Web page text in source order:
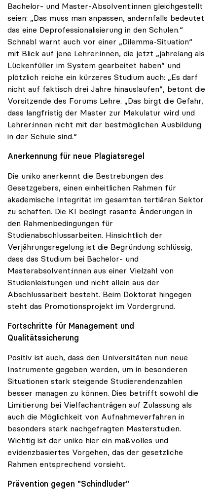
Bachelor- und Master-Absolvent:innen gleichgestellt
seien: „Das muss man anpassen, andernfalls bedeutet
das eine Deprofessionalisierung in den Schulen.“
Schnabl warnt auch vor einer „Dilemma-Situation“
mit Blick auf jene Lehrer:innen, die jetzt „jahrelang als
Lückenfüller im System gearbeitet haben“ und
plötzlich reiche ein kürzeres Studium auch: „Es darf
nicht auf faktisch drei Jahre hinauslaufen“, betont die
Vorsitzende des Forums Lehre. „Das birgt die Gefahr,
dass langfristig der Master zur Makulatur wird und
Lehrer:innen nicht mit der bestmöglichen Ausbildung
in der Schule sind.“
Anerkennung für neue Plagiatsregel
Die uniko anerkennt die Bestrebungen des
Gesetzgebers, einen einheitlichen Rahmen für
akademische Integrität im gesamten tertiären Sektor
zu schaffen. Die KI bedingt rasante Änderungen in
den Rahmenbedingungen für
Studienabschlussarbeiten. Hinsichtlich der
Verjährungsregelung ist die Begründung schlüssig,
dass das Studium bei Bachelor- und
Masterabsolvent:innen aus einer Vielzahl von
Studienleistungen und nicht allein aus der
Abschlussarbeit besteht. Beim Doktorat hingegen
steht das Promotionsprojekt im Vordergrund.
Fortschritte für Management und
Qualitätssicherung
Positiv ist auch, dass den Universitäten nun neue
Instrumente gegeben werden, um in besonderen
Situationen stark steigende Studierendenzahlen
besser managen zu können. Dies betrifft sowohl die
Limitierung bei Vielfachanträgen auf Zulassung als
auch die Möglichkeit von Aufnahmeverfahren in
besonders stark nachgefragten Masterstudien.
Wichtig ist der uniko hier ein maßvolles und
evidenzbasiertes Vorgehen, das der gesetzliche
Rahmen entsprechend vorsieht.
Prävention gegen "Schindluder"